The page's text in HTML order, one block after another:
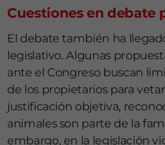
Cuestiones en debate
El debate también ha
legislativo. Algunas
ante el Congreso buscan
de los propietarios para
justificación objetiva,
animales son parte de la
embargo, en la legislación